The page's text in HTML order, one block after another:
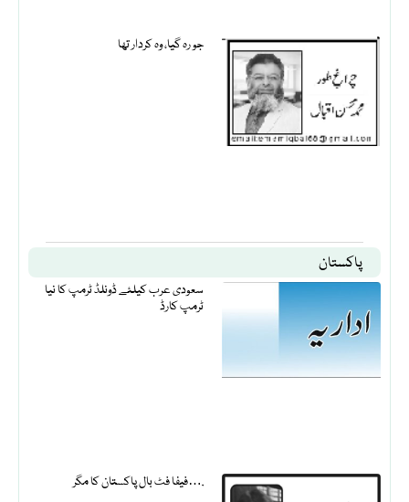
جو رہ گیا، وہ کردار تھا
پاکستان
سعودی عرب کیلئے ڈونلڈ ٹرمپ کا نیا
ٹرمپ کارڈ
فیفا فٹ بال پاکستان کا مگر….